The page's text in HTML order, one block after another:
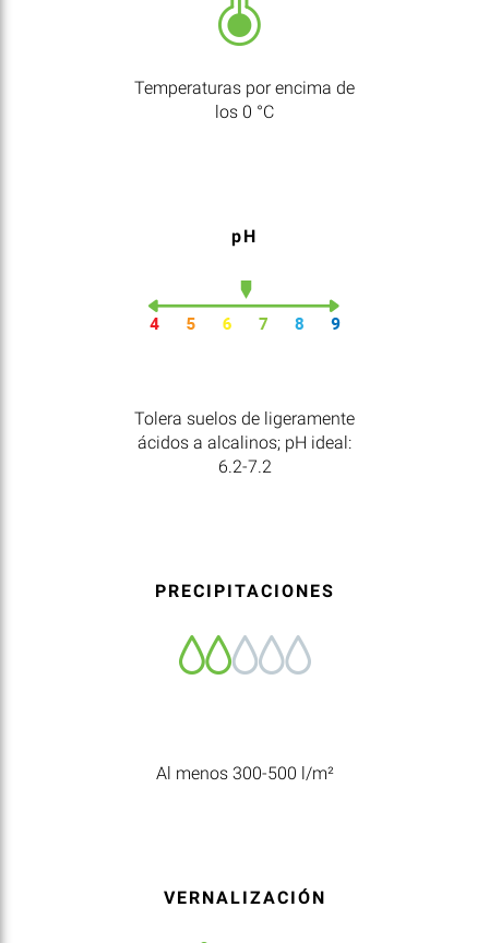
Temperaturas por encima de
los 0 °C
pH
Tolera suelos de ligeramente
ácidos a alcalinos; pH ideal:
6.2-7.2
PRECIPITACIONES
Al menos 300-500 l/m²
VERNALIZACIÓN